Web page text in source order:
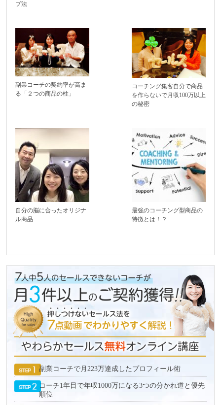
プ法
副業コーチの契約率が高ま
る「２つの商品の柱」
コーチング集客自分で商品
を作らないで月収100万以上
の秘密
自分の脳に合ったオリジナ
ル商品
最強のコーチング型商品の
特徴とは！？
副業コーチで月223万達成したプロフィール術
コーチ1年目で年収1000万になる3つの分かれ道と優先
順位